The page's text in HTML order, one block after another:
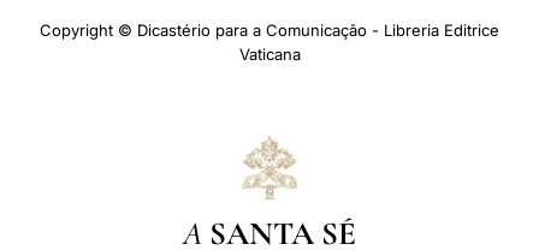
Copyright © Dicastério para a Comunicação - Libreria Editrice
Vaticana
A SANTA SÉ